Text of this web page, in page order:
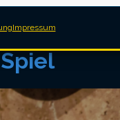
Impressum